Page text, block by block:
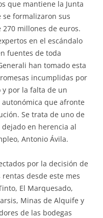
que mantiene la Junta
se formalizaron sus
millones de euros.
en el escándalo
fuentes de toda
han tomado esta
incumplidas por
y por la falta de un
que afronte
Se trata de uno de
en herencia al
Antonio Ávila.
por la decisión de
desde este mes
El Marquesado,
Minas de Alquife y
de las bodegas